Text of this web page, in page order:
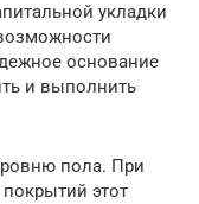
укладки
основание
и выполнить
пола. При
этот